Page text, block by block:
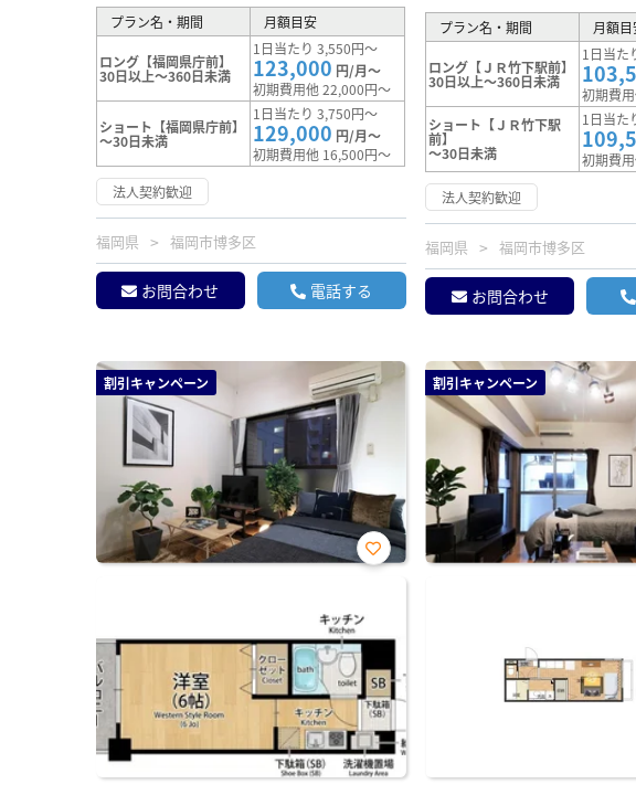
プラン名・期間 月額目安
ロング【福岡県庁前】
30日以上～360日未満
1日当たり 3,550円～
123,000 円/月～
初期費用他 22,000円～
ショート【福岡県庁前】
～30日未満
1日当たり 3,750円～
129,000 円/月～
初期費用他 16,500円～
法人契約歓迎
福岡県 福岡市博多区
お問合わせ 電話する
プラン名・期間 月額目
ロング【ＪＲ竹下駅前】
30日以上～360日未満
1日当た
初期費
ショート【ＪＲ竹下駅
前】
～30日未満
1日当た
初期費
法人契約歓迎
福岡県 福岡市博多区
お問合わせ
割引キャンペーン
お気
録
割引キャンペーン